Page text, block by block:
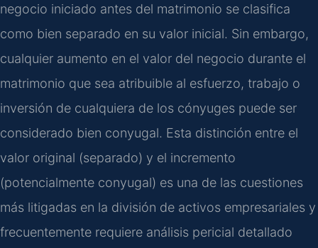
negocio iniciado antes del matrimonio se clasifica
como bien separado en su valor inicial. Sin embargo,
cualquier aumento en el valor del negocio durante el
matrimonio que sea atribuible al esfuerzo, trabajo o
inversión de cualquiera de los cónyuges puede ser
considerado bien conyugal. Esta distinción entre el
valor original (separado) y el incremento
(potencialmente conyugal) es una de las cuestiones
más litigadas en la división de activos empresariales y
frecuentemente requiere análisis pericial detallado